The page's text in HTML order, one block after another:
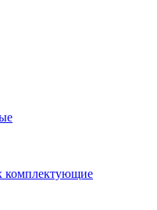
комплектующие